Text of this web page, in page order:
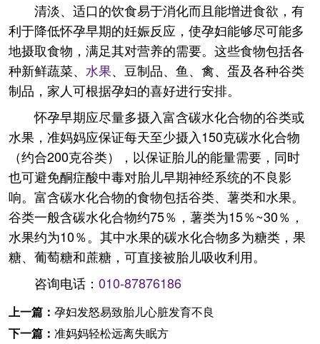
清淡、适口的饮食易于消化而且能增进食欲，有
利于降低怀孕早期的妊娠反应，使孕妇能够尽可能多
地摄取食物，满足其对营养的需要。这些食物包括各
种新鲜蔬菜、 水果、豆制品、鱼、禽、蛋及各种谷类
制品，家人可根据孕妇的喜好进行安排。
怀孕早期应尽量多摄入富含碳水化合物的谷类或
水果，准妈妈应保证每天至少摄入150克碳水化合物
（约合200克谷类），以保证胎儿的能量需要，同时
也可避免酮症酸中毒对胎儿早期神经系统的不良影
响。富含碳水化合物的食物包括谷类、薯类和水果。
谷类一般含碳水化合物约75％，薯类为15％~30％，
水果约为10％。其中水果的碳水化合物多为糖类，果
糖、葡萄糖和蔗糖，可直接被胎儿吸收利用。
咨询电话： 010-87876186
上一篇： 孕妇发怒易致胎儿心脏发育不良
下一篇： 准妈妈轻松远离失眠方